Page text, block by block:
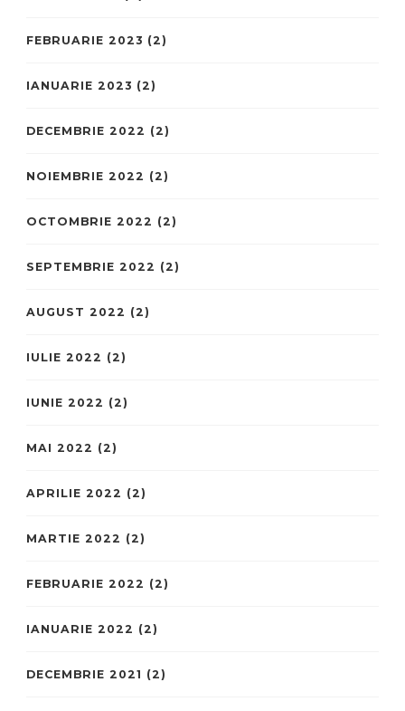
FEBRUARIE 2023 (2)
IANUARIE 2023 (2)
DECEMBRIE 2022 (2)
NOIEMBRIE 2022 (2)
OCTOMBRIE 2022 (2)
SEPTEMBRIE 2022 (2)
AUGUST 2022 (2)
IULIE 2022 (2)
IUNIE 2022 (2)
MAI 2022 (2)
APRILIE 2022 (2)
MARTIE 2022 (2)
FEBRUARIE 2022 (2)
IANUARIE 2022 (2)
DECEMBRIE 2021 (2)